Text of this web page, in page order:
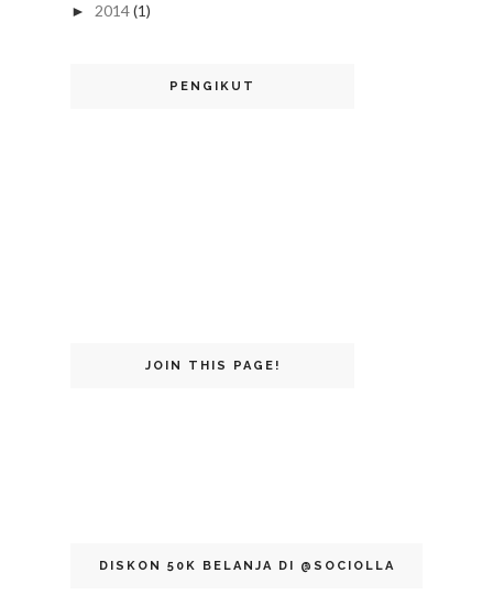
► 2014(1)
PENGIKUT
JOIN THIS PAGE!
DISKON 50K BELANJA DI @SOCIOLLA